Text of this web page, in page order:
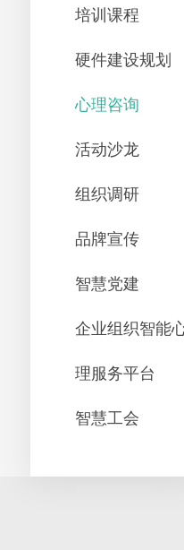
培训课程
硬件建设规划
心理咨询
活动沙龙
组织调研
品牌宣传
智慧党建
企业组织智能
理服务平台
智慧工会